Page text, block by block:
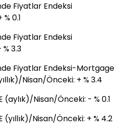
Fiyatlar Endeksi
0.1
Fiyatlar Endeksi
3.3
Fiyatlar Endeksi-Mortgage
Nisan/Önceki: + % 3.4
(aylık)/Nisan/Önceki: - % 0.1
(yıllık)/Nisan/Önceki: + % 4.2